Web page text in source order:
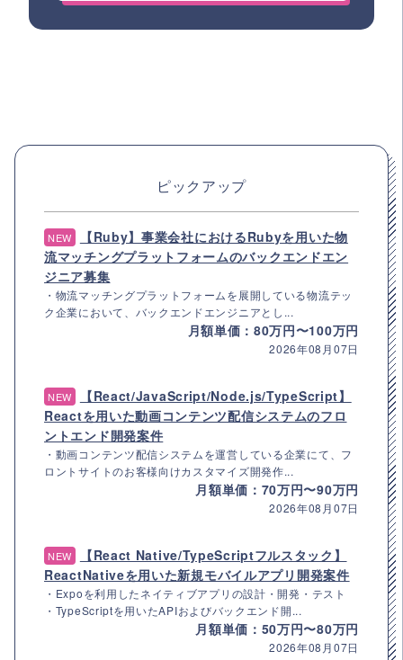
ピックアップ
NEW
【Ruby】事業会社におけるRubyを用いた物
流マッチングプラットフォームのバックエンドエン
ジニア募集
・物流マッチングプラットフォームを展開している物流テッ
ク企業において、バックエンドエンジニアとし...
月額単価：80万円〜100万円
2026年08月07日
NEW
【React/JavaScript/Node.js/TypeScript】
Reactを用いた動画コンテンツ配信システムのフロ
ントエンド開発案件
・動画コンテンツ配信システムを運営している企業にて、フ
ロントサイトのお客様向けカスタマイズ開発作...
月額単価：70万円〜90万円
2026年08月07日
NEW
【React Native/TypeScriptフルスタック】
ReactNativeを用いた新規モバイルアプリ開発案件
・Expoを利用したネイティブアプリの設計・開発・テスト
・TypeScriptを用いたAPIおよびバックエンド開...
月額単価：50万円〜80万円
2026年08月07日